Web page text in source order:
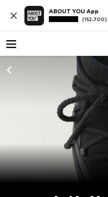
ABOUT YOU App
(152.700)